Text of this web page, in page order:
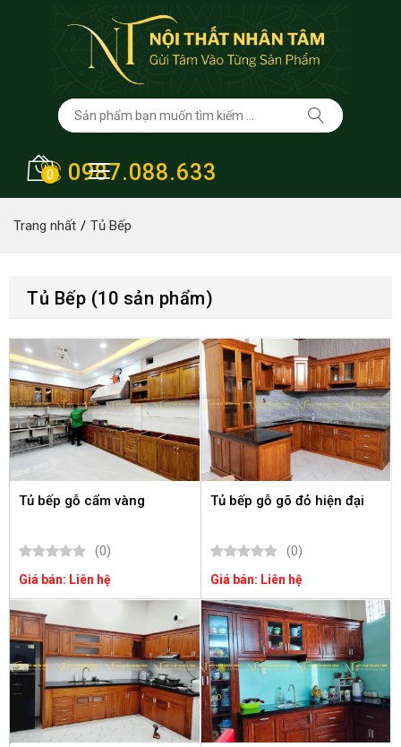
0987.088.633
0
Trang nhất Tủ Bếp
Tủ Bếp (10 sản phẩm)
Tủ bếp gỗ cẩm vàng
(0)
Giá bán: Liên hệ
Tủ bếp gỗ gõ đỏ hiện đại
(0)
Giá bán: Liên hệ